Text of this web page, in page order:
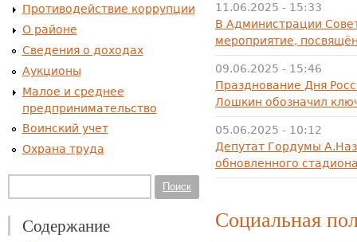
11.06.2025 - 15:33
В Администрации
мероприятие,
09.06.2025 - 15:46
Празднование Дня
Лошкин обозначил
05.06.2025 - 10:12
Депутат Гордумы
обновленного
Социальная
Противодействие коррупции
О районе
Сведения о доходах
Аукционы
Малое и среднее
предпринимательство
Воинский учет
Охрана труда
Поиск
Содержание